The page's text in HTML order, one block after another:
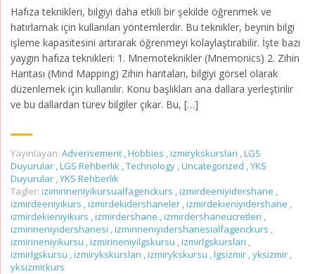
Hafıza teknikleri, bilgiyi daha etkili bir şekilde öğrenmek ve
hatırlamak için kullanılan yöntemlerdir. Bu teknikler, beynin bilgi
işleme kapasitesini artırarak öğrenmeyi kolaylaştırabilir. İşte bazı
yaygın hafıza teknikleri: 1. Mnemoteknikler (Mnemonics) 2. Zihin
Haritası (Mind Mapping) Zihin haritaları, bilgiyi görsel olarak
düzenlemek için kullanılır. Konu başlıkları ana dallara yerleştirilir
ve bu dallardan türev bilgiler çıkar. Bu, […]
Yayınlayan: Adverisement ,Hobbies ,izmirykskursları ,LGS
Duyurular ,LGS Rehberlik ,Technology ,Uncategorized ,YKS
Duyurular ,YKS Rehberlik
Tagler: izimirineniyikursualfagenckurs ,izmirdeeniyidershane ,
izmirdeeniyikurs ,izmirdekidershaneler ,izmirdekieniyidershane ,
izmirdekieniyikurs ,izmirdershane ,izmirdershaneücretleri ,
izmirineniyidershanesi ,izmirineniyidershanesialfagenckurs ,
izmirineniyikursu ,izmirineniyilgskursu ,izmirlgskursları ,
izmirlgskursu ,izmirykskursları ,izmirykskursu ,lgsizmir ,yksizmir ,
yksizmirkurs